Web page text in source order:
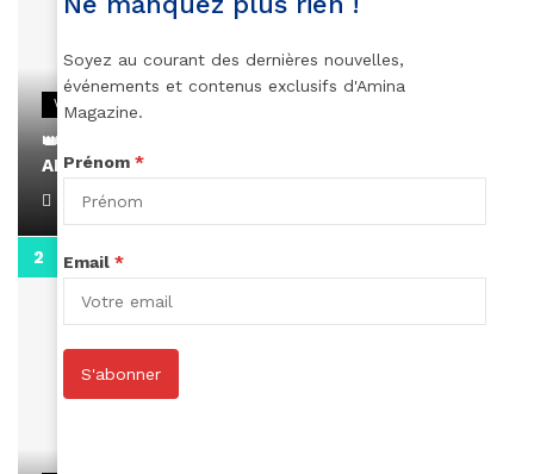
VIDEOS
👑 Remerciements à Ayden pour son message sur
AMINA, le Magazine de la Femme
April 1, 2022
Soyez au courant des dernières nouvelles,
événements et contenus exclusifs d'Amina
Magazine.
Prénom *
Email *
S'abonner